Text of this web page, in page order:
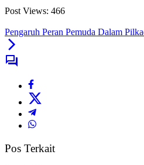
Post Views: 466
Pengaruh Peran Pemuda Dalam
Pos Terkait